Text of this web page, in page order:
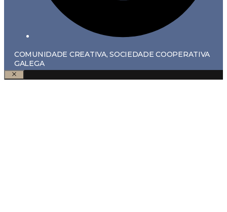
COMUNIDADE CREATIVA, SOCIEDADE COOPERATIVA
GALEGA
Pechar